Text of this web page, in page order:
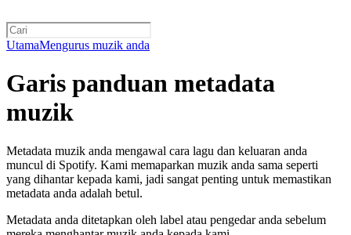
UtamaMengurus muzik anda
Garis panduan metadata
muzik
Metadata muzik anda mengawal cara lagu dan keluaran anda
muncul di Spotify. Kami memaparkan muzik anda sama seperti
yang dihantar kepada kami, jadi sangat penting untuk memastikan
metadata anda adalah betul.
Metadata anda ditetapkan oleh label atau pengedar anda sebelum